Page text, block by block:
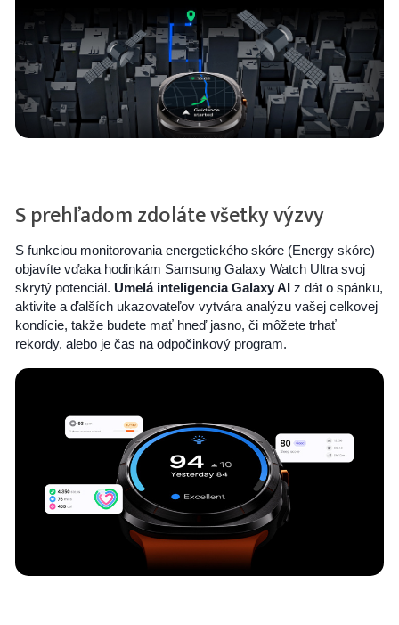
S prehľadom zdoláte všetky výzvy
S funkciou monitorovania energetického skóre (Energy skóre)
objavíte vďaka hodinkám Samsung Galaxy Watch Ultra svoj
skrytý potenciál. Umelá inteligencia Galaxy AIz dát o spánku,
aktivite a ďalších ukazovateľov vytvára analýzu vašej celkovej
kondície, takže budete mať hneď jasno, či môžete trhať
rekordy, alebo je čas na odpočinkový program.